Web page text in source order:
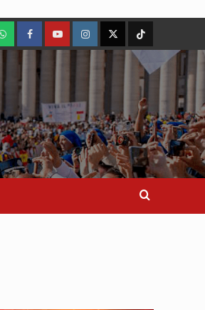
WhatsAppFacebookYoutubeInstagram
X TikTok